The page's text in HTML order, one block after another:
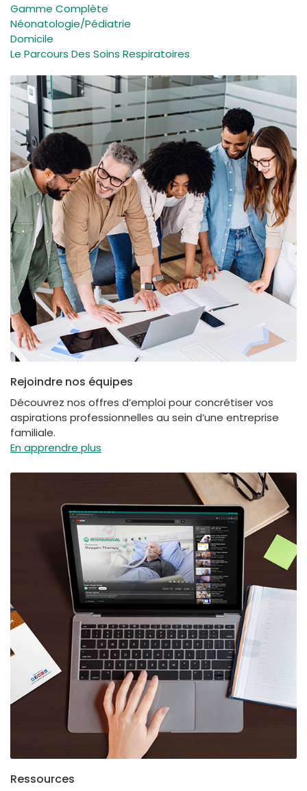
Gamme Complète
Néonatologie/Pédiatrie
Domicile
Le Parcours Des Soins Respiratoires
Rejoindre nos équipes
Découvrez nos offres d’emploi pour concrétiser vos
aspirations professionnelles au sein d’une entreprise
familiale.
En apprendre plus
Ressources